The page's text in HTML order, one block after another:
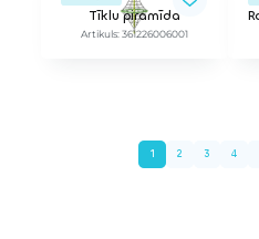
Tīklu piramīda
Artikuls: 361226006001
1 2 3 4